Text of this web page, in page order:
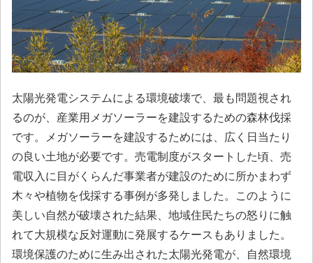
太陽光発電システムによる環境破壊で、最も問題視され
るのが、産業用メガソーラーを建設するための森林伐採
です。メガソーラーを建設するためには、広く日当たり
の良い土地が必要です。売電制度がスタートした頃、売
電収入に目がくらんだ事業者が建設のために所かまわず
木々や植物を伐採する事例が多発しました。このように
美しい自然が破壊された結果、地域住民たちの怒りに触
れて大規模な反対運動に発展するケースもありました。
環境保護のために生み出された太陽光発電が、自然環境